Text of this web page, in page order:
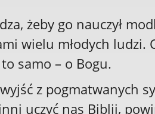
żeby go nauczył
wielu młodych ludzi.
samo – o Bogu.
z pogmatwanych
uczyć nas Biblii,